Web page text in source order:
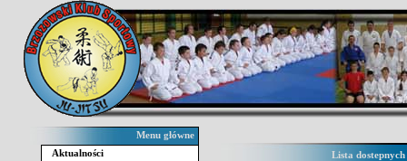
Menu główne
Aktualności
Lista